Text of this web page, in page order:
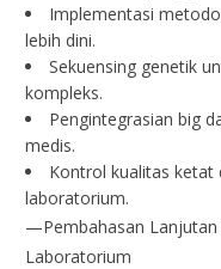
Implementasi
lebih dini.
Sekuensing genetik
kompleks.
Pengintegrasian big
medis.
Kontrol kualitas ketat
laboratorium.
—Pembahasan
Laboratorium